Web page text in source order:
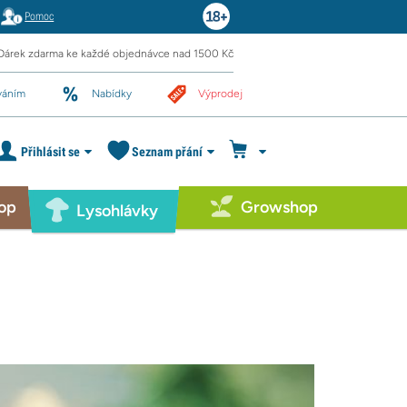
Pomoc
zdarma ke každé objednávce nad 1500 Kč
Nabídky Výprodej
Přihlásit se Seznam přání
Lysohlávky Growshop